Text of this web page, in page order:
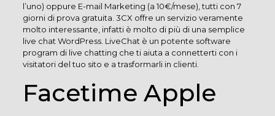
l’uno) oppure E-mail Marketing (a 10€/mese), tutti con 7
giorni di prova gratuita. 3CX offre un servizio veramente
molto interessante, infatti è molto di più di una semplice
live chat WordPress. LiveChat è un potente software
program di live chatting che ti aiuta a connetterti con i
visitatori del tuo sito e a trasformarli in clienti.
Facetime Apple